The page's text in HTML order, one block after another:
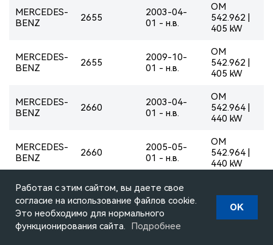
MERCEDES-
BENZ
2655
2003-04-
01 - н.в.
OM
542.962 |
405 kW
MERCEDES-
BENZ
2655
2009-10-
01 - н.в.
OM
542.962 |
405 kW
MERCEDES-
BENZ
2660
2003-04-
01 - н.в.
OM
542.964 |
440 kW
MERCEDES-
BENZ
2660
2005-05-
01 - н.в.
OM
542.964 |
440 kW
MERCEDES-
BENZ
2660
2008-06-
01 - н.в.
542.964 |
440 kW
Работая с этим сайтом, вы даете свое
согласие на использование файлов cookie.
Это необходимо для нормального
функционирования сайта.
Подробнее
OK